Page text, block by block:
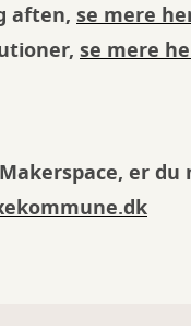
aften, se mere
se mere
er